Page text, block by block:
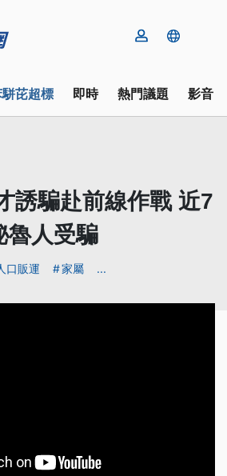
芘超標 即時 熱門議題 影音
誘騙赴前線作戰 近7
魯人受騙
口販運 家屬 ...